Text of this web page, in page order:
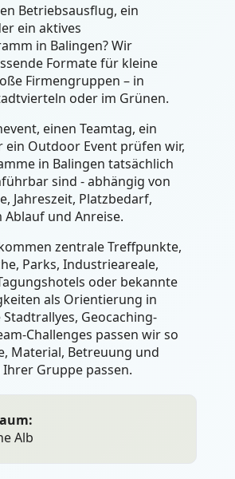
Betriebsausflug, ein
ein aktives
in Balingen? Wir
Formate für kleine
Firmengruppen – in
oder im Grünen.
einen Teamtag, ein
ein Outdoor Event prüfen wir,
in Balingen tatsächlich
sind - abhängig von
Jahreszeit, Platzbedarf,
und Anreise.
zentrale Treffpunkte,
Parks, Industrieareale,
oder bekannte
als Orientierung in
Stadtrallyes, Geocaching-
Challenges passen wir so
Material, Betreuung und
Gruppe passen.
Alb